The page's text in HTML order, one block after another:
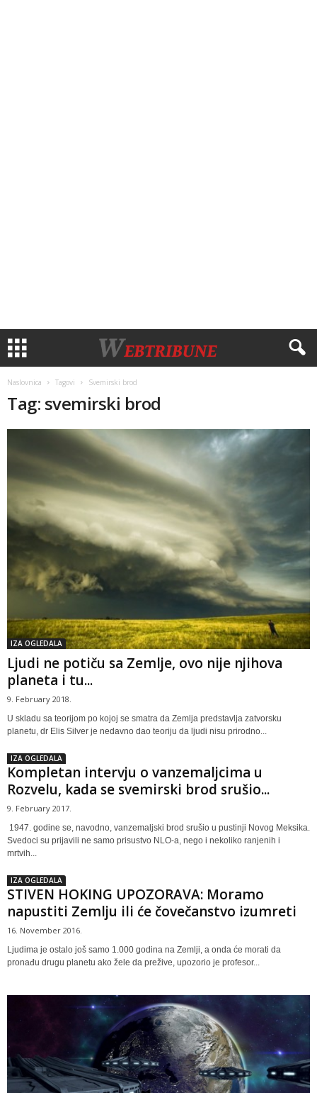
Naslovnica Tagovi Svemirski brod
Tag: svemirski brod
IZA OGLEDALA
Ljudi ne potiču sa Zemlje, ovo nije njihova
planeta i tu...
9. February 2018.
U skladu sa teorijom po kojoj se smatra da Zemlja predstavlja zatvorsku
planetu, dr Elis Silver je nedavno dao teoriju da ljudi nisu prirodno...
IZA OGLEDALA
Kompletan intervju o vanzemaljcima u
Rozvelu, kada se svemirski brod srušio...
9. February 2017.
1947. godine se, navodno, vanzemaljski brod srušio u pustinji Novog Meksika.
Svedoci su prijavili ne samo prisustvo NLO-a, nego i nekoliko ranjenih i
mrtvih...
IZA OGLEDALA
STIVEN HOKING UPOZORAVA: Moramo
napustiti Zemlju ili će čovečanstvo izumreti
16. November 2016.
Ljudima je ostalo još samo 1.000 godina na Zemlji, a onda će morati da
pronađu drugu planetu ako žele da prežive, upozorio je profesor...